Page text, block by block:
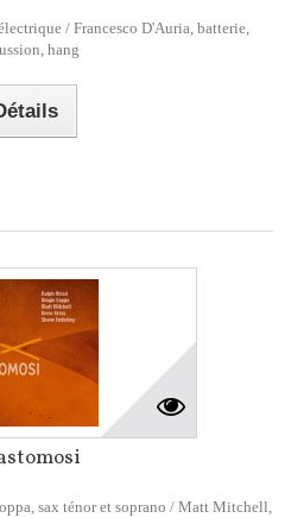
/ Francesco D'Auria, batterie,
hang
sax ténor et soprano / Matt Mitchell,